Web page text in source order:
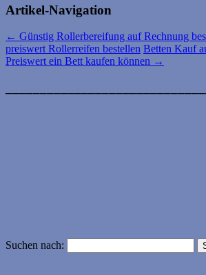
Artikel-Navigation
← Günstig Rollerbereifung auf Rechnung
preiswert Rollerreifen bestellen Betten Kauf
Preiswert ein Bett kaufen können →
Suchen nach: